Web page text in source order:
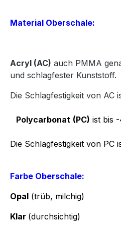
Material Oberschale:
Acryl (AC) auch PMMA
und schlagfester Kunststoff.
Die Schlagfestigkeit von AC
Polycarbonat (PC) ist bis
Die Schlagfestigkeit von PC
Farbe Oberschale:
Opal (trüb, milchig)
Klar (durchsichtig)